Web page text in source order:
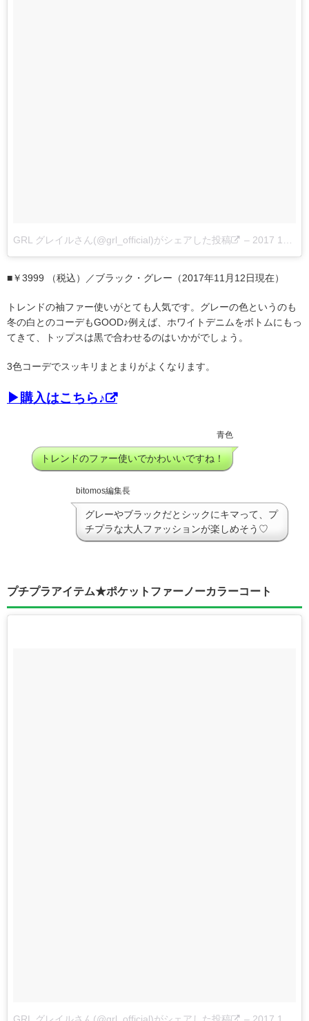
GRL グレイルさん(@grl_official)がシェアした投稿 – 2017 11月 8 9:13午後 PST
■￥3999 （税込）／ブラック・グレー（2017年11月12日現在）
トレンドの袖ファー使いがとても人気です。グレーの色というのも
冬の白とのコーデもGOOD♪例えば、ホワイトデニムをボトムにもっ
てきて、トップスは黒で合わせるのはいかがでしょう。
3色コーデでスッキリまとまりがよくなります。
▶購入はこちら♪
青色
トレンドのファー使いでかわいいですね！
bitomos編集長
グレーやブラックだとシックにキマって、プ
チプラな大人ファッションが楽しめそう♡
プチプラアイテム★ポケットファーノーカラーコート